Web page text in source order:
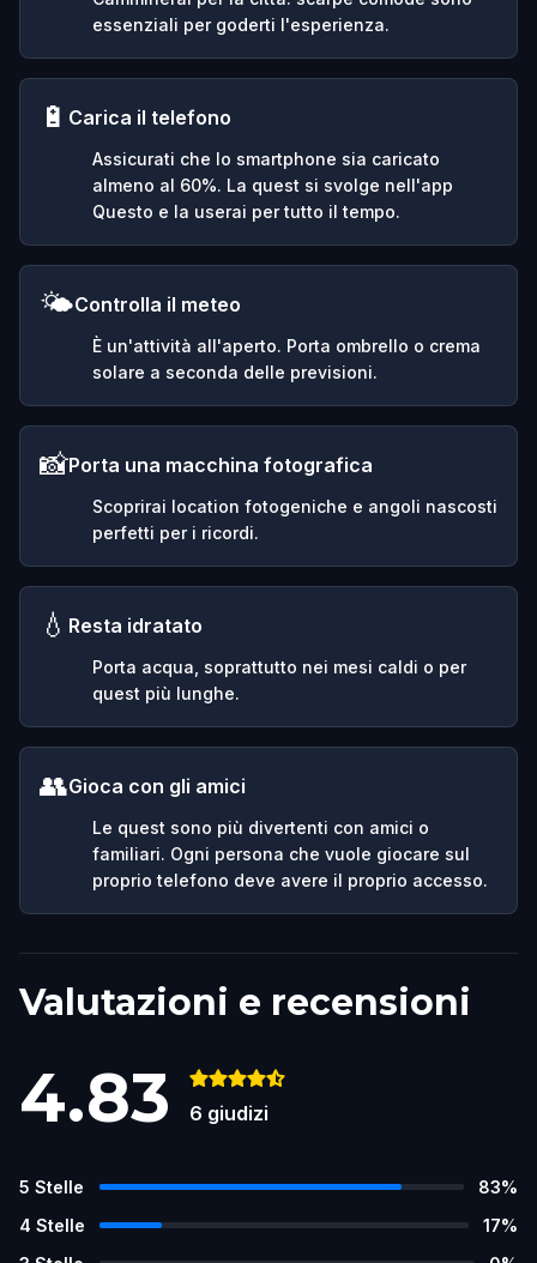
essenziali per goderti l'esperienza.
🔋 Carica il telefono
Assicurati che lo smartphone sia caricato
almeno al 60%. La quest si svolge nell'app
Questo e la userai per tutto il tempo.
🌤️Controlla il meteo
È un'attività all'aperto. Porta ombrello o crema
solare a seconda delle previsioni.
📸Porta una macchina fotografica
Scoprirai location fotogeniche e angoli nascosti
perfetti per i ricordi.
💧 Resta idratato
Porta acqua, soprattutto nei mesi caldi o per
quest più lunghe.
👥Gioca con gli amici
Le quest sono più divertenti con amici o
familiari. Ogni persona che vuole giocare sul
proprio telefono deve avere il proprio accesso.
Valutazioni e recensioni
4.83 6 giudizi
5 Stelle 83%
4 Stelle 17%